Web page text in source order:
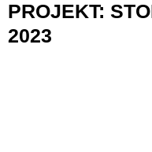
PROJEKT:
2023